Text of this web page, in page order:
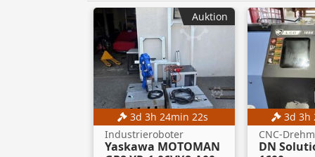
3d3h 24min 20s
Industrieroboter
Yaskawa MOTOMAN
Auktion
3d3h
CNC-
DN